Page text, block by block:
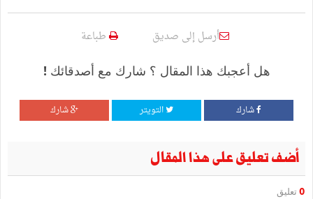
أرسل إلى صديق طباعة
هل أعجبك هذا المقال ؟ شارك مع أصدقائك !
شارك التويتر شارك
أضف تعليق على هذا المقال
0 تعليق